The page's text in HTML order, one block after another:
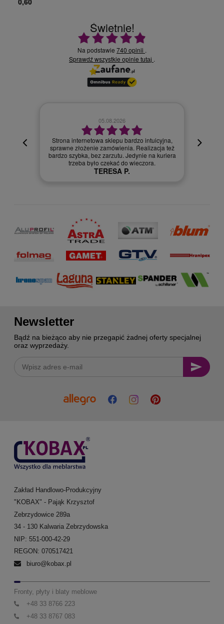
0,60
Świetnie!
Ocena średnia 4.9 na 5
Na podstawie 740 opinii .
Sprawdź wszystkie opinie tutaj .
też
02.08.2026
Szybka dostawa.
Szymon R.
Newsletter
Bądź na bieżąco aby nie przegapić żadnej oferty specjalnej
oraz wyprzedaży.
Zakład Handlowo-Produkcyjny
"KOBAX" - Pająk Krzysztof
Zebrzydowice 289a
34 - 130 Kalwaria Zebrzydowska
NIP: 551-000-42-29
REGON: 070517421
biuro@kobax.pl
Fronty, płyty i blaty meblowe
+48 33 8766 223
+48 33 8767 083